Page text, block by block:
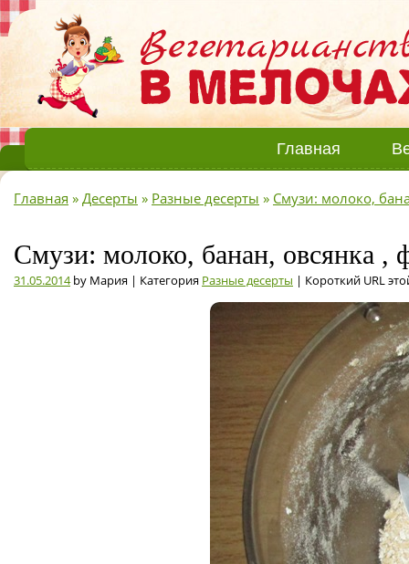
Главная
Главная » Десерты » Разные десерты » Смузи: молоко,
Смузи: молоко, банан, овсянка ,
31.05.2014by Мария | Категория Разные десерты | Короткий URL